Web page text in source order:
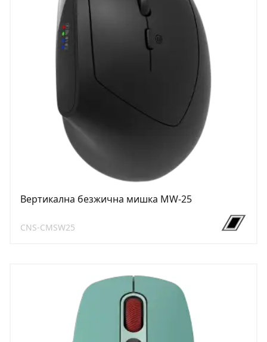
Вертикална безжична мишка MW-25
CNS-CMSW25